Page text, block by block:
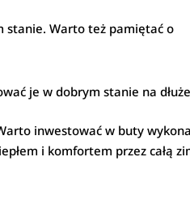
stanie. Warto też pamiętać o
je w dobrym stanie na
inwestować w buty
i komfortem przez całą